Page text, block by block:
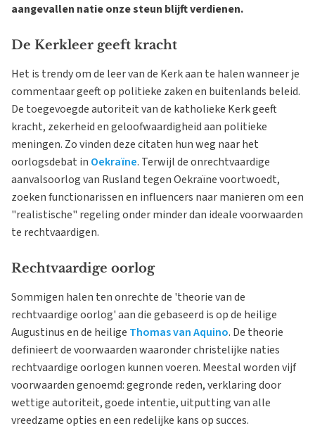
aangevallen natie onze steun blijft verdienen.
De Kerkleer geeft kracht
Het is trendy om de leer van de Kerk aan te halen wanneer je
commentaar geeft op politieke zaken en buitenlands beleid.
De toegevoegde autoriteit van de katholieke Kerk geeft
kracht, zekerheid en geloofwaardigheid aan politieke
meningen. Zo vinden deze citaten hun weg naar het
oorlogsdebat in Oekraïne. Terwijl de onrechtvaardige
aanvalsoorlog van Rusland tegen Oekraïne voortwoedt,
zoeken functionarissen en influencers naar manieren om een
"realistische" regeling onder minder dan ideale voorwaarden
te rechtvaardigen.
Rechtvaardige oorlog
Sommigen halen ten onrechte de 'theorie van de
rechtvaardige oorlog' aan die gebaseerd is op de heilige
Augustinus en de heilige Thomas van Aquino. De theorie
definieert de voorwaarden waaronder christelijke naties
rechtvaardige oorlogen kunnen voeren. Meestal worden vijf
voorwaarden genoemd: gegronde reden, verklaring door
wettige autoriteit, goede intentie, uitputting van alle
vreedzame opties en een redelijke kans op succes.